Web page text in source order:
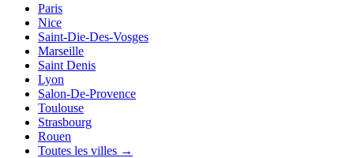
Paris
Nice
Saint-Die-Des-Vosges
Marseille
Saint Denis
Lyon
Salon-De-Provence
Toulouse
Strasbourg
Rouen
Toutes les villes →